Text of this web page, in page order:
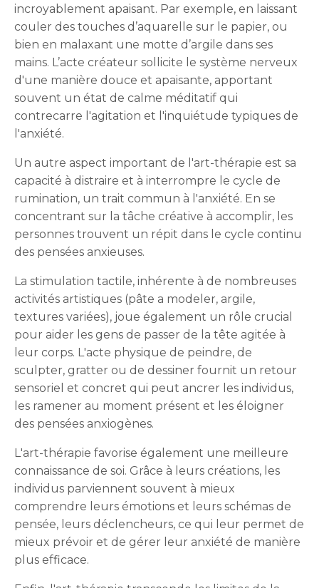
incroyablement apaisant. Par exemple, en laissant
couler des touches d’aquarelle sur le papier, ou
bien en malaxant une motte d’argile dans ses
mains. L’acte créateur sollicite le système nerveux
d'une manière douce et apaisante, apportant
souvent un état de calme méditatif qui
contrecarre l'agitation et l'inquiétude typiques de
l'anxiété.
Un autre aspect important de l'art-thérapie est sa
capacité à distraire et à interrompre le cycle de
rumination, un trait commun à l'anxiété. En se
concentrant sur la tâche créative à accomplir, les
personnes trouvent un répit dans le cycle continu
des pensées anxieuses.
La stimulation tactile, inhérente à de nombreuses
activités artistiques (pâte a modeler, argile,
textures variées), joue également un rôle crucial
pour aider les gens de passer de la tête agitée à
leur corps. L'acte physique de peindre, de
sculpter, gratter ou de dessiner fournit un retour
sensoriel et concret qui peut ancrer les individus,
les ramener au moment présent et les éloigner
des pensées anxiogènes.
L'art-thérapie favorise également une meilleure
connaissance de soi. Grâce à leurs créations, les
individus parviennent souvent à mieux
comprendre leurs émotions et leurs schémas de
pensée, leurs déclencheurs, ce qui leur permet de
mieux prévoir et de gérer leur anxiété de manière
plus efficace.